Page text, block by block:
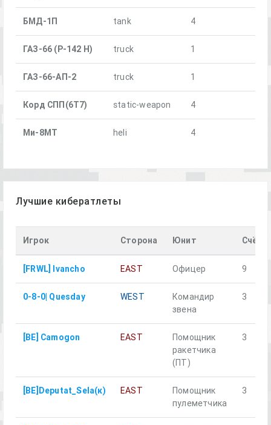
БМД-1П tank 4
ГАЗ-66 (Р-142 Н) truck 1
ГАЗ-66-АП-2 truck 1
Корд СПП(6Т7) static-weapon 4
Ми-8МТ heli 4
Лучшие кибератлеты
Игрок Сторона Юнит Счёт
[FRWL] Ivancho EAST Офицер 9
0-8-0| Quesday WEST
Командир
звена
3
[BE] Camogon EAST
Помощник
ракетчика
(ПТ)
3
[BE]Deputat_Sela(к) EAST
Помощник
пулеметчика
3